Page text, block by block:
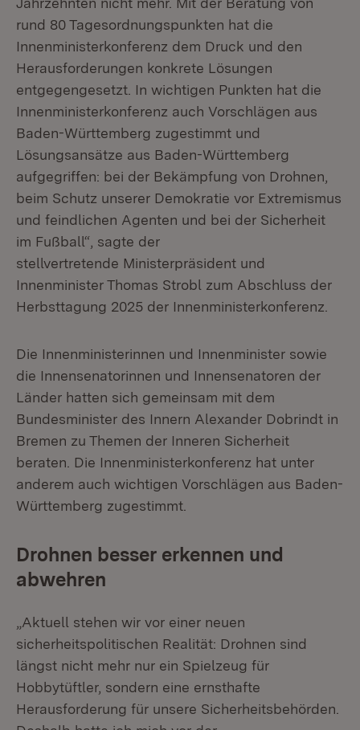
rund 80 Tagesordnungspunkten hat die
Innenministerkonferenz dem Druck und den
Herausforderungen konkrete Lösungen
entgegengesetzt. In wichtigen Punkten hat die
Innenministerkonferenz auch Vorschlägen aus
Baden-Württemberg zugestimmt und
Lösungsansätze aus Baden-Württemberg
aufgegriffen: bei der Bekämpfung von Drohnen,
beim Schutz unserer Demokratie vor Extremismus
und feindlichen Agenten und bei der Sicherheit
im Fußball“, sagte der
stellvertretende Ministerpräsident und
Innenminister Thomas Strobl zum Abschluss der
Herbsttagung 2025 der Innenministerkonferenz.
Die Innenministerinnen und Innenminister sowie
die Innensenatorinnen und Innensenatoren der
Länder hatten sich gemeinsam mit dem
Bundesminister des Innern Alexander Dobrindt in
Bremen zu Themen der Inneren Sicherheit
beraten. Die Innenministerkonferenz hat unter
anderem auch wichtigen Vorschlägen aus Baden-
Württemberg zugestimmt.
Drohnen besser erkennen und
abwehren
„Aktuell stehen wir vor einer neuen
sicherheitspolitischen Realität: Drohnen sind
längst nicht mehr nur ein Spielzeug für
Hobbytüftler, sondern eine ernsthafte
Herausforderung für unsere Sicherheitsbehörden.